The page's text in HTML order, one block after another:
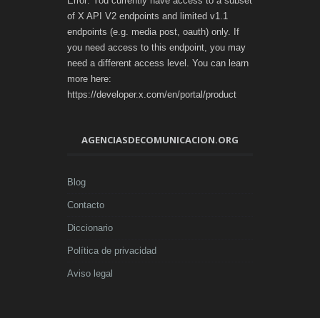
of X API V2 endpoints and limited v1.1
endpoints (e.g. media post, oauth) only. If
you need access to this endpoint, you may
need a different access level. You can learn
more here:
https://developer.x.com/en/portal/product
AGENCIASDECOMUNICACION.ORG
Blog
Contacto
Diccionario
Política de privacidad
Aviso legal